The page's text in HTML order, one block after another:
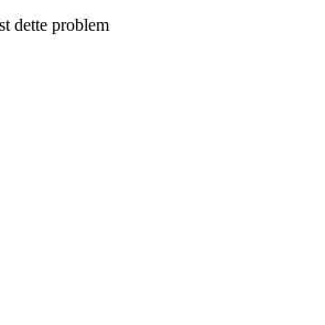
dette problem